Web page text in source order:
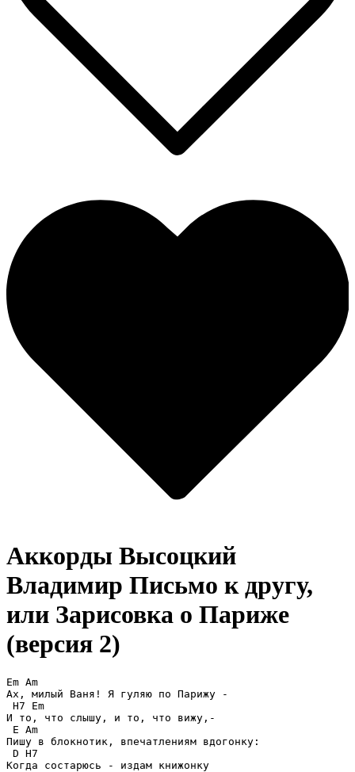
Аккорды Высоцкий
Владимир Письмо к другу,
или Зарисовка о Париже
(версия 2)
Em Am
Ах, милый Ваня! Я гуляю по Парижу -
H7 Em
И то, что слышу, и то, что вижу,-
E Am
Пишу в блокнотик, впечатлениям вдогонку:
D H7
Когда состарюсь - издам книжонку